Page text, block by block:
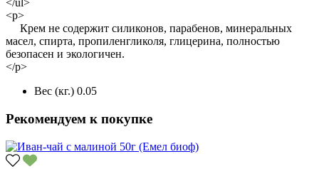
</ul>
<p>
Крем не содержит силиконов, парабенов, минеральных
масел, спирта, пропиленгликоля, глицерина, полностью
безопасен и экологичен.
</p>
Вес (кг.) 0.05
Рекомендуем к покупке